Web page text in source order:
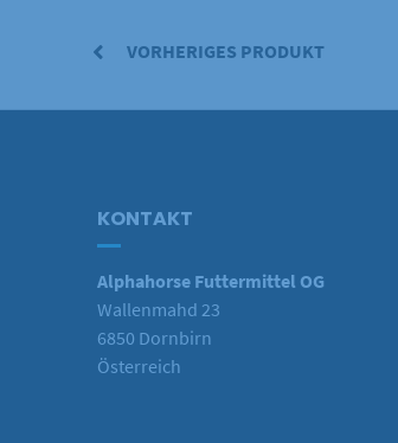
VORHERIGES PRODUKT
KONTAKT
Alphahorse Futtermittel OG
Wallenmahd 23
6850 Dornbirn
Österreich